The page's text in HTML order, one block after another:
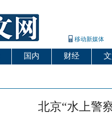
移动新媒体
国内 财经
北京“水上警